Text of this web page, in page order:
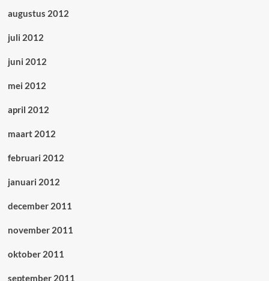
augustus 2012
juli 2012
juni 2012
mei 2012
april 2012
maart 2012
februari 2012
januari 2012
december 2011
november 2011
oktober 2011
september 2011